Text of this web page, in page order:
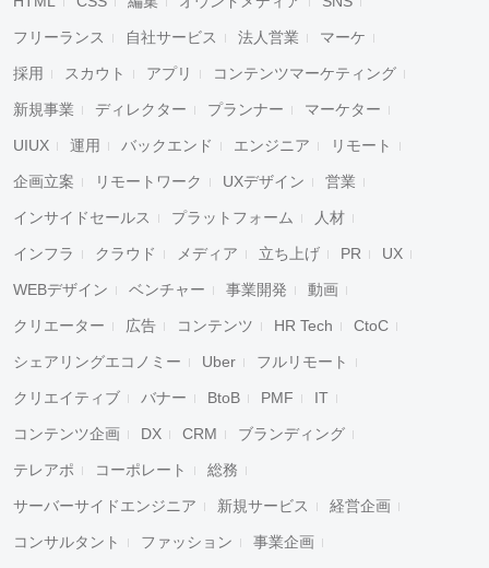
フリーランス 自社サービス 法人営業 マーケ
採用 スカウト アプリ コンテンツマーケティング
新規事業 ディレクター プランナー マーケター
UIUX 運用 バックエンド エンジニア リモート
企画立案 リモートワーク UXデザイン 営業
インサイドセールス プラットフォーム 人材
インフラ クラウド メディア 立ち上げ PR UX
WEBデザイン ベンチャー 事業開発 動画
クリエーター 広告 コンテンツ HR Tech CtoC
シェアリングエコノミー Uber フルリモート
クリエイティブ バナー BtoB PMF IT
コンテンツ企画 DX CRM ブランディング
テレアポ コーポレート 総務
サーバーサイドエンジニア 新規サービス 経営企画
コンサルタント ファッション 事業企画